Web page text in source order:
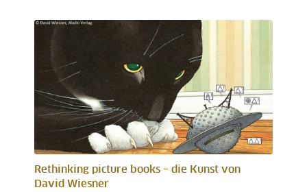
Rethinking picture books – die Kunst von
David Wiesner